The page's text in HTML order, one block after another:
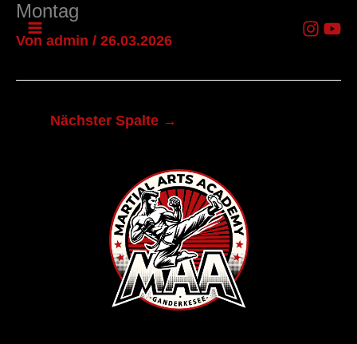
Zum
Inhalt
Montag
Von admin / 26.03.2026
Nächster Spalte →